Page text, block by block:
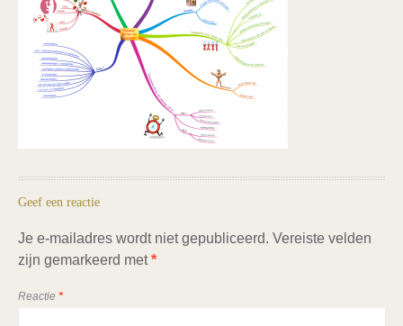
Geef een reactie
Je e-mailadres wordt niet gepubliceerd. Vereiste velden
zijn gemarkeerd met*
Reactie *